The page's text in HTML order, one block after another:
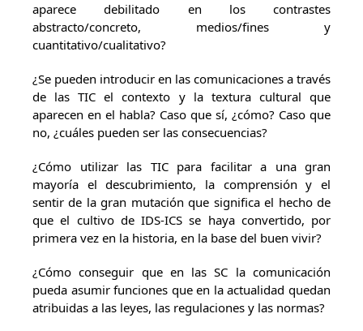
aparece debilitado en los contrastes
abstracto/concreto, medios/fines y
cuantitativo/cualitativo?
¿Se pueden introducir en las comunicaciones a través
de las TIC el contexto y la textura cultural que
aparecen en el habla? Caso que sí, ¿cómo? Caso que
no, ¿cuáles pueden ser las consecuencias?
¿Cómo utilizar las TIC para facilitar a una gran
mayoría el descubrimiento, la comprensión y el
sentir de la gran mutación que significa el hecho de
que el cultivo de IDS-ICS se haya convertido, por
primera vez en la historia, en la base del buen vivir?
¿Cómo conseguir que en las SC la comunicación
pueda asumir funciones que en la actualidad quedan
atribuidas a las leyes, las regulaciones y las normas?